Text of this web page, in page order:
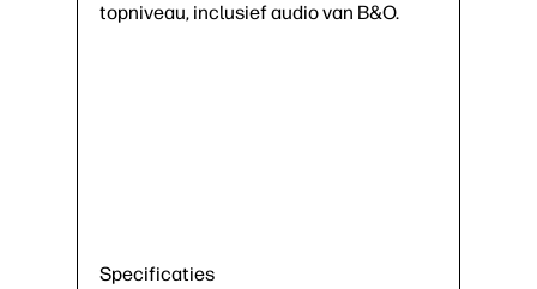
topniveau, inclusief audio van B&O.
Specificaties